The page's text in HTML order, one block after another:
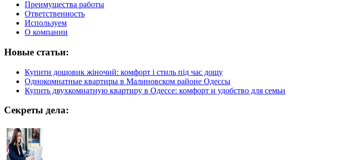
Преимущества работы
Ответственность
Используем
О компании
Новые статьи:
Купити дощовик жіночий: комфорт і стиль під час дощу
Однокомнатные квартиры в Малиновском районе Одессы
Купить двухкомнатную квартиру в Одессе: комфорт и удобство для семьи
Секреты дела: